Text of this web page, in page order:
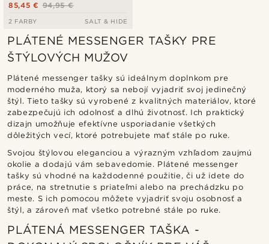
94,95 €
85,45 €
2 FARBY SALT & HIDE
PLÁTENÉ MESSENGER TAŠKY PRE
ŠTÝLOVÝCH MUŽOV
Plátené messenger tašky sú ideálnym doplnkom pre
moderného muža, ktorý sa nebojí vyjadriť svoj jedinečný
štýl. Tieto tašky sú vyrobené z kvalitných materiálov, ktoré
zabezpečujú ich odolnosť a dlhú životnosť. Ich praktický
dizajn umožňuje efektívne usporiadanie všetkých
dôležitých vecí, ktoré potrebujete mať stále po ruke.
Svojou štýlovou eleganciou a výrazným vzhľadom zaujmú
okolie a dodajú vám sebavedomie. Plátené messenger
tašky sú vhodné na každodenné použitie, či už idete do
práce, na stretnutie s priateľmi alebo na prechádzku po
meste. S ich pomocou môžete vyjadriť svoju osobnosť a
štýl, a zároveň mať všetko potrebné stále po ruke.
PLÁTENÁ MESSENGER TAŠKA -